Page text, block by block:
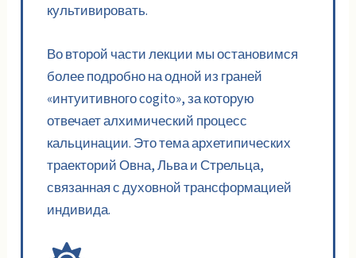
культивировать.
Во второй части лекции мы остановимся
более подробно на одной из граней
«интуитивного cogito», за которую
отвечает алхимический процесс
кальцинации. Это тема архетипических
траекторий Овна, Льва и Стрельца,
связанная с духовной трансформацией
индивида.